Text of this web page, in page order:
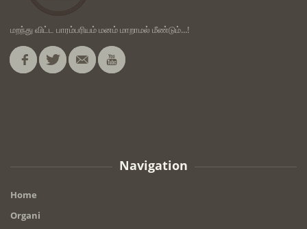
மறந்து விட்ட பாரம்பரியம் மனம் மாறாமல் மீண்டும்...!
Navigation
Home
Organi